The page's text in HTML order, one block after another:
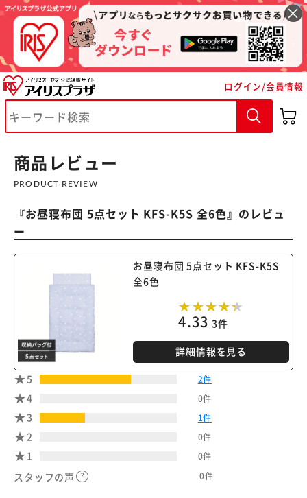
ログイン/会員情報
商品レビュー
PRODUCT REVIEW
『お昼寝布団 5点セット KFS-K5S 全6色』のレビュ
ー
お昼寝布団 5点セット KFS-K5S
全6色
4.33 3件
詳細情報を見る
5 2件
4 0件
3 1件
2 0件
1 0件
スタッフの声 0件
※ご確認ください